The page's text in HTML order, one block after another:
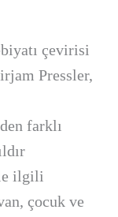
çevirisi
Pressler,
farklı
ilgili
çocuk ve